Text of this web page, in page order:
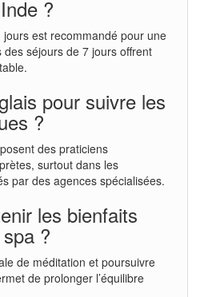
?
est recommandé pour une
séjours de 7 jours offrent
pour suivre les
?
des praticiens
surtout dans les
par des agences spécialisées.
les bienfaits
?
de méditation et poursuivre
de prolonger l’équilibre